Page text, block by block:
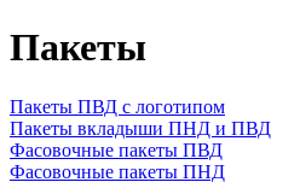
Пакеты
Пакеты ПВД с логотипом
Пакеты вкладыши ПНД и ПВД
Фасовочные пакеты ПВД
Фасовочные пакеты ПНД